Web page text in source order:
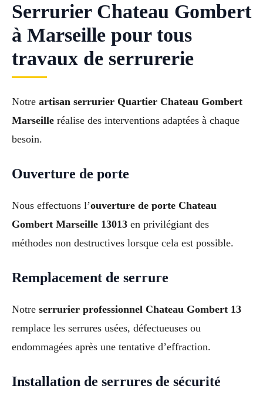
Serrurier Chateau Gombert
à Marseille pour tous
travaux de serrurerie
Notre artisan serrurier Quartier Chateau Gombert
Marseille réalise des interventions adaptées à chaque
besoin.
Ouverture de porte
Nous effectuons l’ouverture de porte Chateau
Gombert Marseille 13013 en privilégiant des
méthodes non destructives lorsque cela est possible.
Remplacement de serrure
Notre serrurier professionnel Chateau Gombert 13
remplace les serrures usées, défectueuses ou
endommagées après une tentative d’effraction.
Installation de serrures de sécurité